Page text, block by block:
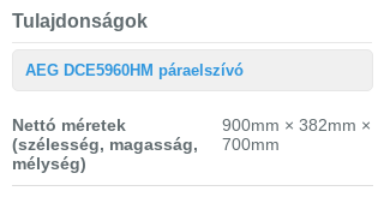
Tulajdonságok
AEG DCE5960HM páraelszívó
Nettó méretek
(szélesség, magasság,
mélység)
900mm × 382mm ×
700mm